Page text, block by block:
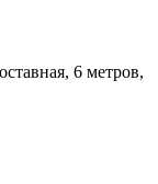
6 метров,